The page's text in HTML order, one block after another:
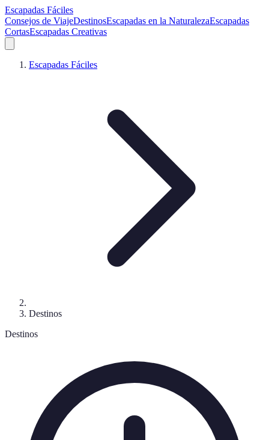
Escapadas Fáciles
Consejos de ViajeDestinosEscapadas en la NaturalezaEscapadas
CortasEscapadas Creativas
Escapadas Fáciles
Destinos
Destinos